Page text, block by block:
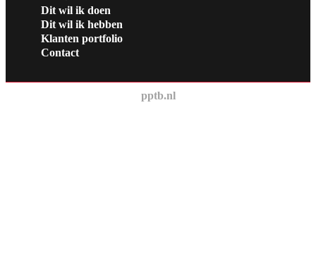
Dit wil ik doen
Dit wil ik hebben
Klanten portfolio
Contact
pptb.nl